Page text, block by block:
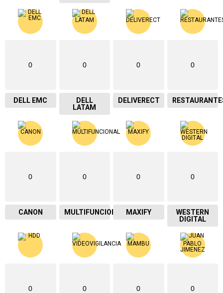
0
DELL EMC
0
DELL
LATAM
0
DELIVERECT
0
0
CANON
0
MULTIFUNCIONAL
0
MAXIFY
0
WESTERN
DIGITAL
0 0 0 0